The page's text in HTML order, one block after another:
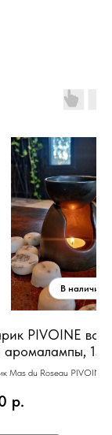
PIVOINE
аромалампы, 15
Mas du Roseau PIVOINE
р.